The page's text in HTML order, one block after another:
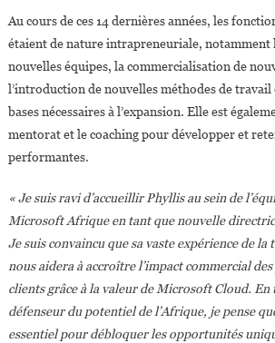
Au cours de ces 14 dernières années, les
étaient de nature intrapreneuriale, notamment
nouvelles équipes, la commercialisation de
l’introduction de nouvelles méthodes de travail
bases nécessaires à l’expansion. Elle est
mentorat et le coaching pour développer et
performantes.
« Je suis ravi d’accueillir Phyllis au sein de
Microsoft Afrique en tant que nouvelle
Je suis convaincu que sa vaste expérience de
nous aidera à accroître l’impact commercial
clients grâce à la valeur de Microsoft Cloud.
défenseur du potentiel de l’Afrique, je pense
essentiel pour débloquer les opportunités